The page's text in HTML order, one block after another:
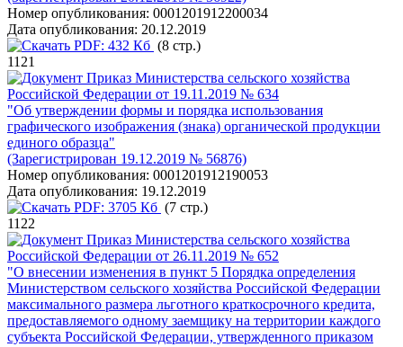
Номер опубликования: 0001201912200034
Дата опубликования: 20.12.2019
PDF: 432 Кб (8 стр.)
1121
Приказ Министерства сельского хозяйства
Российской Федерации от 19.11.2019 № 634
"Об утверждении формы и порядка использования
графического изображения (знака) органической продукции
единого образца"
(Зарегистрирован 19.12.2019 № 56876)
Номер опубликования: 0001201912190053
Дата опубликования: 19.12.2019
PDF: 3705 Кб (7 стр.)
1122
Приказ Министерства сельского хозяйства
Российской Федерации от 26.11.2019 № 652
"О внесении изменения в пункт 5 Порядка определения
Министерством сельского хозяйства Российской Федерации
максимального размера льготного краткосрочного кредита,
предоставляемого одному заемщику на территории каждого
субъекта Российской Федерации, утвержденного приказом